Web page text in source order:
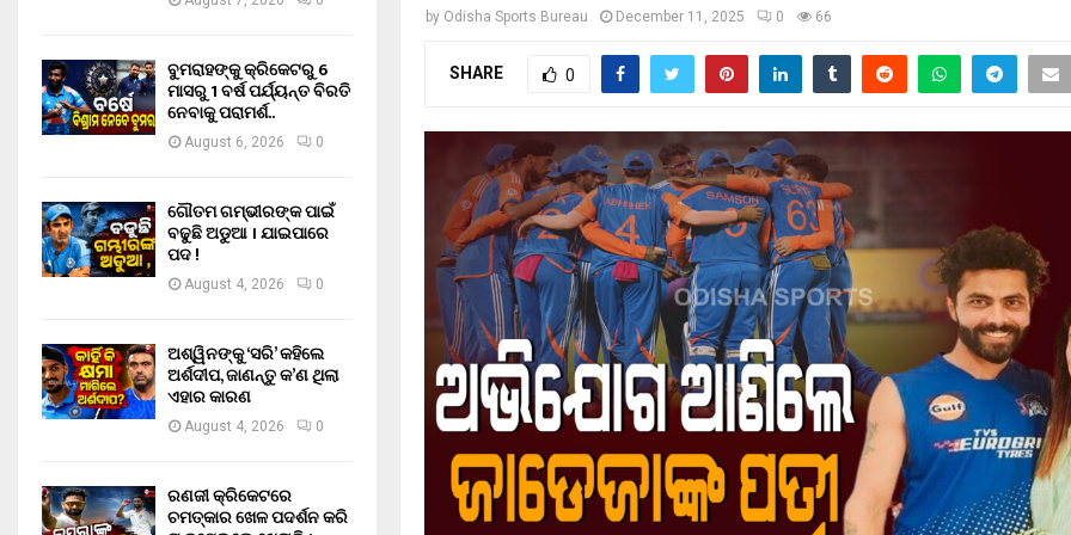
by Odisha Sports Bureau December 11, 2025 0 66
SHARE 0
ବୁମରାହଙ୍କୁ କ୍ରିକେଟରୁ 6
ମାସରୁ 1 ବର୍ଷ ପର୍ଯ୍ୟନ୍ତ ବିରତି
ନେବାକୁ ପରାମର୍ଶ..
August 6, 2026 0
ଗୌତମ ଗମ୍ଭୀରଙ୍କ ପାଇଁ
ବଢୁଛି ଅଡୁଆ । ଯାଇପାରେ
ପଦ !
August 4, 2026 0
ଅଶ୍ୱିନଙ୍କୁ ‘ସରି’ କହିଲେ
ଅର୍ଶଦୀପ, ଜାଣନ୍ତୁ କ’ଣ ଥିଲା
ଏହାର କାରଣ
August 4, 2026 0
ରଣଜୀ କ୍ରିକେଟରେ
ଚମତ୍କାର ଖେଳ ପଦର୍ଶନ କରି